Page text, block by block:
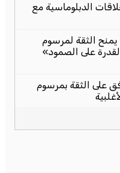
الدبلوماسية مع
الثقة لمرسوم
على الصمود»
على الثقة بمرسوم